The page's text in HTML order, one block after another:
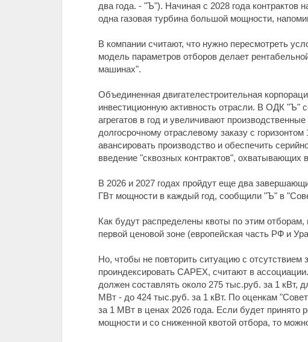
два года. - "Ъ"). Начиная с 2028 года
одна газовая турбина большой мощности,
В компании считают, что нужно пересмотреть
модель параметров отборов делает
машинах".
Объединенная двигателестроительная
инвестиционную активность отрасли. В ОДК "Ъ"
агрегатов в год и увеличивают
долгосрочному отраслевому заказу с
авансировать производство и обеспечить
введение "сквозных контрактов",
В 2026 и 2027 годах пройдут еще два
ГВт мощности в каждый год, сообщили "Ъ" в
Как будут распределены квоты по этим
первой ценовой зоне (европейская часть РФ и
Но, чтобы не повторить ситуацию с отсутствием
проиндексировать CAPEX, считают в
должен составлять около 275 тыс.руб. за 1
МВт - до 424 тыс.руб. за 1 кВт. По оценкам
за 1 МВт в ценах 2026 года. Если будет принято
мощности и со сниженной квотой отбора, то